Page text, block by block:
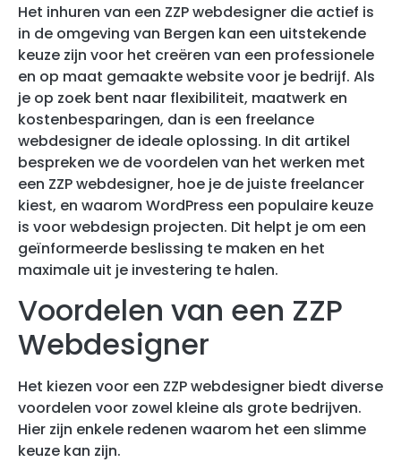
Het inhuren van een ZZP webdesigner die actief is
in de omgeving van Bergen kan een uitstekende
keuze zijn voor het creëren van een professionele
en op maat gemaakte website voor je bedrijf. Als
je op zoek bent naar flexibiliteit, maatwerk en
kostenbesparingen, dan is een freelance
webdesigner de ideale oplossing. In dit artikel
bespreken we de voordelen van het werken met
een ZZP webdesigner, hoe je de juiste freelancer
kiest, en waarom WordPress een populaire keuze
is voor webdesign projecten. Dit helpt je om een
geïnformeerde beslissing te maken en het
maximale uit je investering te halen.
Voordelen van een ZZP
Webdesigner
Het kiezen voor een ZZP webdesigner biedt diverse
voordelen voor zowel kleine als grote bedrijven.
Hier zijn enkele redenen waarom het een slimme
keuze kan zijn.